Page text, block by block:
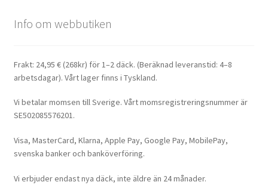
Info om webbutiken
Frakt: 24,95 € (268kr) för 1–2 däck. (Beräknad leveranstid: 4–8
arbetsdagar). Vårt lager finns i Tyskland.
Vi betalar momsen till Sverige. Vårt momsregistreringsnummer är
SE502085576201.
Visa, MasterCard, Klarna, Apple Pay, Google Pay, MobilePay,
svenska banker och banköverföring.
Vi erbjuder endast nya däck, inte äldre än 24 månader.